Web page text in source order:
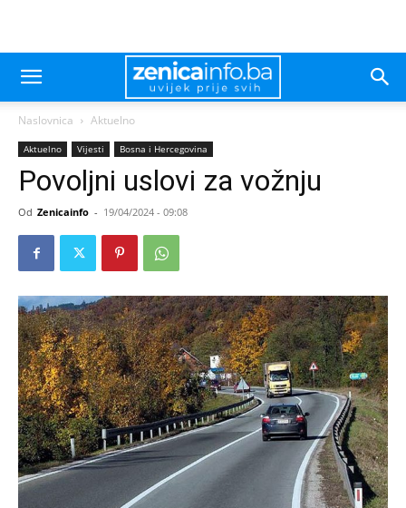
Naslovnica Aktuelno
Aktuelno Vijesti Bosna i Hercegovina
Povoljni uslovi za vožnju
Od Zenicainfo - 19/04/2024 - 09:08